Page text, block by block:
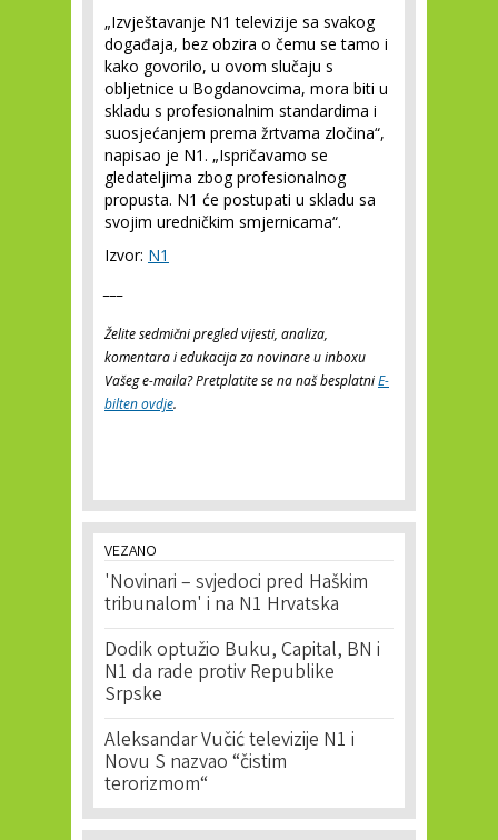
„Izvještavanje N1 televizije sa svakog
događaja, bez obzira o čemu se tamo i
kako govorilo, u ovom slučaju s
obljetnice u Bogdanovcima, mora biti u
skladu s profesionalnim standardima i
suosjećanjem prema žrtvama zločina“,
napisao je N1. „Ispričavamo se
gledateljima zbog profesionalnog
propusta. N1 će postupati u skladu sa
svojim uredničkim smjernicama“.
Izvor: N1
Želite sedmični pregled vijesti, analiza,
komentara i edukacija za novinare u inboxu
Vašeg e-maila? Pretplatite se na naš besplatniE-
bilten ovdje.
VEZANO
'Novinari – svjedoci pred Haškim
tribunalom' i na N1 Hrvatska
Dodik optužio Buku, Capital, BN i
N1 da rade protiv Republike
Srpske
Aleksandar Vučić televizije N1 i
Novu S nazvao “čistim
terorizmom“